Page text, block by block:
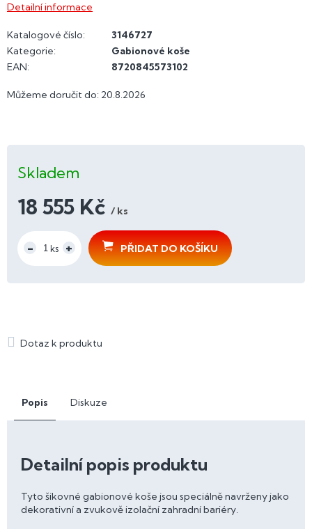
Můžeme doručit do: 20.8.2026
Skladem
18 555 Kč / ks
cena:
PŘIDAT DO KOŠÍKU
Detailní informace
Katalogové číslo:
3146727
Kategorie:
Gabionové koše
EAN: 8720845573102
Popis Diskuze
Detailní popis produktu
Tyto šikovné gabionové koše jsou speciálně navrženy jako
dekorativní a zvukově izolační zahradní bariéry.